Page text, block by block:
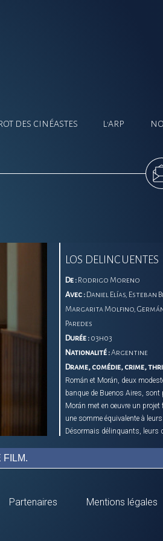
DES CINÉASTES L'ARP
LOS DELINCUENTES
De : Rodrigo Moreno
Avec : Daniel Elías, Esteban
Margarita Molfino,
Paredes
Durée : 03h03
Nationalité :Argentine
Drame, comédie, crime,
Román et Morán, deux
banque de Buenos Aires, sont
Morán met en oeuvre un projet
une somme équivalente à
Désormais délinquants, leurs
FILM.
Partenaires Mentions légales